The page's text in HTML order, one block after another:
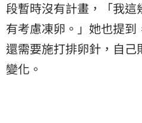
段暫時沒有計畫，「我
有考慮凍卵。」她也提到
還需要施打排卵針，自
變化。